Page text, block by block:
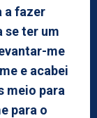
a fazer
se ter um
me
e acabei
meio para
para o